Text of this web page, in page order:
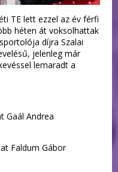
TE lett ezzel az év férfi
héten át voksolhattak
díjra Szalai
jelenleg már
lemaradt a
Gaál Andrea
Faldum Gábor